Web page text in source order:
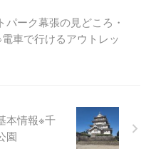
パーク幕張の見どころ・
車で行けるアウトレッ
本情報※千
園